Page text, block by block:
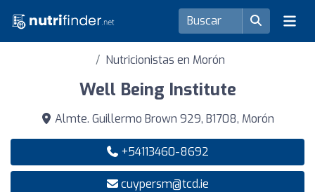
Nutricionistas en Morón
Well Being Institute
Almte. Guillermo Brown 929, B1708, Morón
+54113460-8692
cuypersm@tcd.ie